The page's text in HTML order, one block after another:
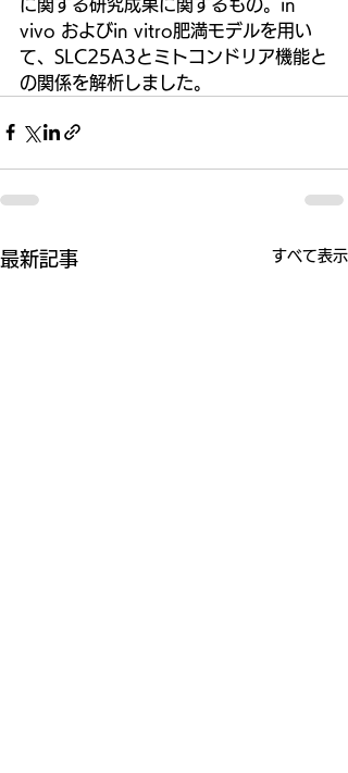
に関する研究成果に関するもの。in
vivo およびin vitro肥満モデルを用い
て、SLC25A3とミトコンドリア機能と
の関係を解析しました。
最新記事 すべて表示